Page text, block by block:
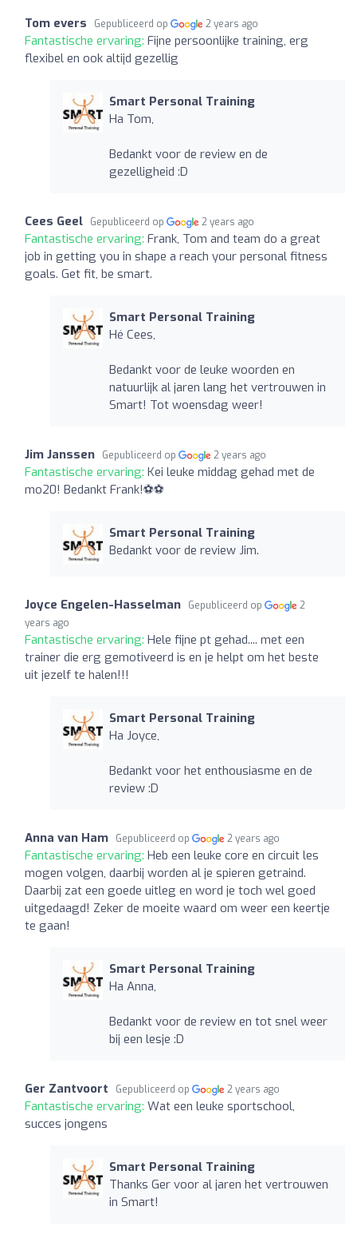
Tom evers Gepubliceerd op 2 years ago
Fantastische ervaring: Fijne persoonlijke training, erg
flexibel en ook altijd gezellig
Smart Personal Training
Ha Tom,
Bedankt voor de review en de
gezelligheid :D
Cees Geel Gepubliceerd op 2 years ago
Fantastische ervaring: Frank, Tom and team do a great
job in getting you in shape a reach your personal fitness
goals. Get fit, be smart.
Smart Personal Training
Hé Cees,
Bedankt voor de leuke woorden en
natuurlijk al jaren lang het vertrouwen in
Smart! Tot woensdag weer!
Jim Janssen Gepubliceerd op 2 years ago
Fantastische ervaring: Kei leuke middag gehad met de
mo20! Bedankt Frank!⚽⚽
Smart Personal Training
Bedankt voor de review Jim.
Joyce Engelen-Hasselman Gepubliceerd op
2
years ago
Fantastische ervaring: Hele fijne pt gehad.... met een
trainer die erg gemotiveerd is en je helpt om het beste
uit jezelf te halen!!!
Smart Personal Training
Ha Joyce,
Bedankt voor het enthousiasme en de
review :D
Anna van Ham Gepubliceerd op 2 years ago
Fantastische ervaring: Heb een leuke core en circuit les
mogen volgen, daarbij worden al je spieren getraind.
Daarbij zat een goede uitleg en word je toch wel goed
uitgedaagd! Zeker de moeite waard om weer een keertje
te gaan!
Smart Personal Training
Ha Anna,
Bedankt voor de review en tot snel weer
bij een lesje :D
Ger Zantvoort Gepubliceerd op 2 years ago
Fantastische ervaring: Wat een leuke sportschool,
succes jongens
Smart Personal Training
Thanks Ger voor al jaren het vertrouwen
in Smart!